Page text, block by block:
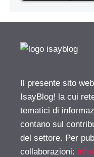
Il presente sito
IsayBlog! la cui
tematici di
contano sul
del settore. Per
collaborazioni: